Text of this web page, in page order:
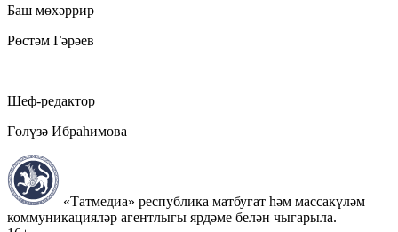
Баш мөхәррир
Рөстәм Гәрәев
Шеф-редактор
Гөлүзә Ибраһимова
«Татмедиа» республика матбугат һәм массакүләм
коммуникацияләр агентлыгы ярдәме белән чыгарыла.